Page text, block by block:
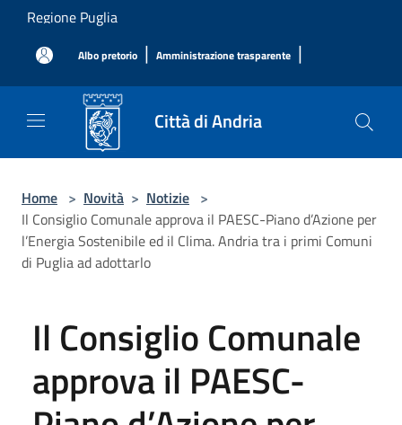
Salta al contenuto principale
Regione Puglia
Albo pretorio | Amministrazione trasparente |
Città di Andria
Home > Novità > Notizie >
Il Consiglio Comunale approva il PAESC-Piano d’Azione per
l’Energia Sostenibile ed il Clima. Andria tra i primi Comuni
di Puglia ad adottarlo
Il Consiglio Comunale
approva il PAESC-